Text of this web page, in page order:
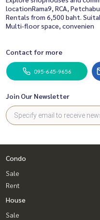
locationRama9, RCA,
Rentals from 6,500 baht.
Multi-floor space, convenien
Contact for more
095-645-9656
Join Our Newsletter
Condo
Sale
Rent
House
Sale